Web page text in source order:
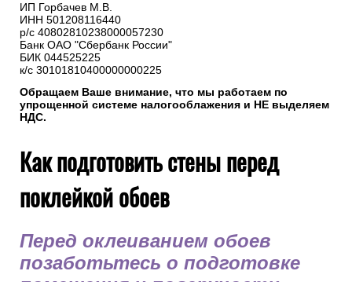
ИП Горбачев М.В.
ИНН 501208116440
р/с 40802810238000057230
Банк ОАО "Сбербанк России"
БИК 044525225
к/с 30101810400000000225
Обращаем Ваше внимание, что мы работаем по
упрощенной системе налогооблажения и НЕ выделяем
НДС.
Как подготовить стены перед
поклейкой обоев
Перед оклеиванием обоев
позаботьтесь о подготовке